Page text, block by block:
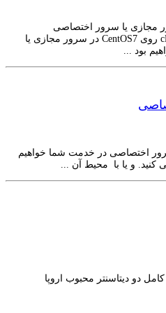
با شما هستیم با آموزش نصب cPanel روی CentOS7 در سرور مجازی یا
بود ...
اختصاصی در خدمت شما خواهیم
کنید. و یا با محیط آن ...